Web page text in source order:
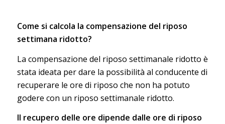
Come si calcola la compensazione del riposo
settimana ridotto?
La compensazione del riposo settimanale ridotto è
stata ideata per dare la possibilità al conducente di
recuperare le ore di riposo che non ha potuto
godere con un riposo settimanale ridotto.
Il recupero delle ore dipende dalle ore di riposo